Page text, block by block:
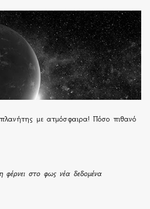
με ατμόσφαιρα! Πόσο πιθανό
στο φως νέα δεδομένα